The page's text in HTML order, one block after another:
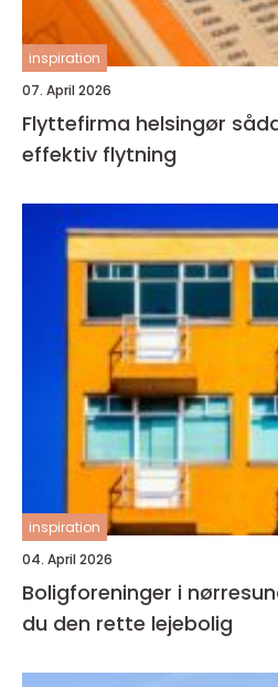
inspiration
07. April 2026
Flyttefirma helsingør sådan får du en tryg og
effektiv flytning
inspiration
04. April 2026
Boligforeninger i nørresundby sådan
du den rette lejebolig